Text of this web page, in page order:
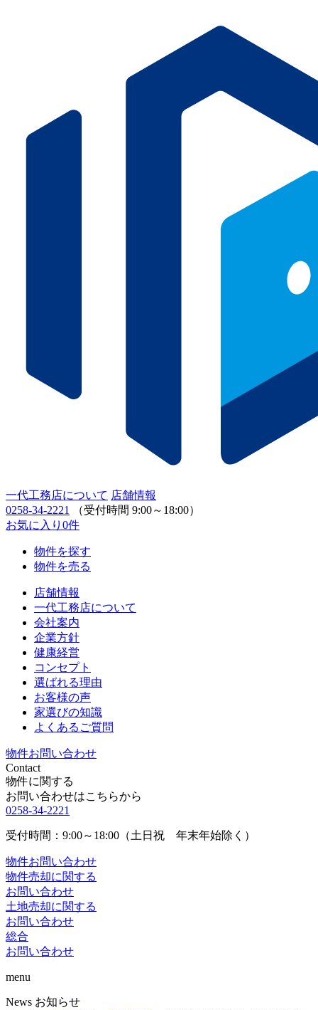
一代工務店について 店舗情報
0258-34-2221
（受付時間 9:00～18:00）
お気に入り 0件
物件を探す
物件を売る
店舗情報
一代工務店について
会社案内
企業方針
健康経営
コンセプト
選ばれる理由
お客様の声
家選びの知識
よくあるご質問
物件お問い合わせ
Contact
物件に関する
お問い合わせはこちらから
0258-34-2221
受付時間：9:00～18:00（土日祝 年末年始除く）
物件お問い合わせ
物件売却に関する
お問い合わせ
土地売却に関する
お問い合わせ
総合
お問い合わせ
menu
News お知らせ